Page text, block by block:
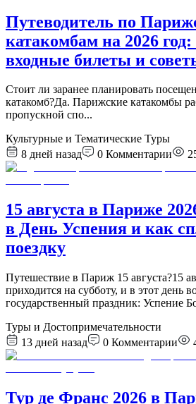
Путеводитель по
катакомбам на 2026
входные билеты и
Стоит ли заранее планировать
катакомб?Да. Парижские катакомбы
пропускной спо...
Культурные и Тематические Туры
8 дней назад
0 Комментарии
15 августа в Париже
в День Успения и как
поездку
Путешествие в Париж 15 августа?15
приходится на субботу, и в этот день
государственный праздник: Успение
Туры и Достопримечательности
13 дней назад
0 Комментарии
Тур де Франс 2026 в